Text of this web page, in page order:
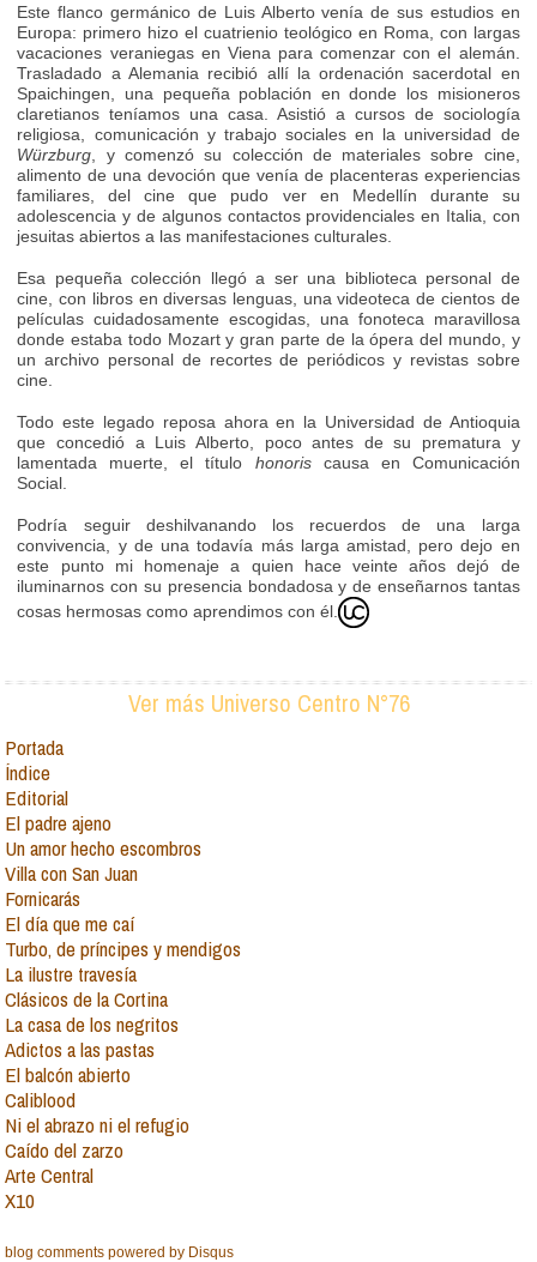
Este flanco germánico de Luis Alberto venía de sus estudios en
Europa: primero hizo el cuatrienio teológico en Roma, con largas
vacaciones veraniegas en Viena para comenzar con el alemán.
Trasladado a Alemania recibió allí la ordenación sacerdotal en
Spaichingen, una pequeña población en donde los misioneros
claretianos teníamos una casa. Asistió a cursos de sociología
religiosa, comunicación y trabajo sociales en la universidad de
Würzburg , y comenzó su colección de materiales sobre cine,
alimento de una devoción que venía de placenteras experiencias
familiares, del cine que pudo ver en Medellín durante su
adolescencia y de algunos contactos providenciales en Italia, con
jesuitas abiertos a las manifestaciones culturales.
Esa pequeña colección llegó a ser una biblioteca personal de
cine, con libros en diversas lenguas, una videoteca de cientos de
películas cuidadosamente escogidas, una fonoteca maravillosa
donde estaba todo Mozart y gran parte de la ópera del mundo, y
un archivo personal de recortes de periódicos y revistas sobre
cine.
Todo este legado reposa ahora en la Universidad de Antioquia
que concedió a Luis Alberto, poco antes de su prematura y
lamentada muerte, el título honoriscausa en Comunicación
Social.
Podría seguir deshilvanando los recuerdos de una larga
convivencia, y de una todavía más larga amistad, pero dejo en
este punto mi homenaje a quien hace veinte años dejó de
iluminarnos con su presencia bondadosa y de enseñarnos tantas
cosas hermosas como aprendimos con él.
Ver más Universo Centro N°76
Portada
Índice
Editorial
El padre ajeno
Un amor hecho escombros
Villa con San Juan
Fornicarás
El día que me caí
Turbo, de príncipes y mendigos
La ilustre travesía
Clásicos de la Cortina
La casa de los negritos
Adictos a las pastas
El balcón abierto
Caliblood
Ni el abrazo ni el refugio
Caído del zarzo
Arte Central
X10
blog comments powered by Disqus